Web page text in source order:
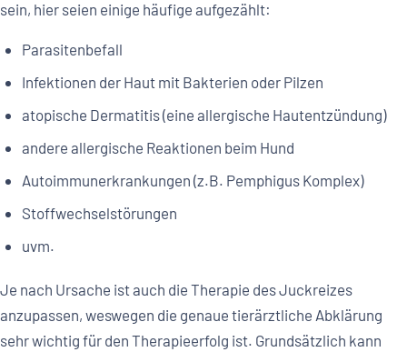
sein, hier seien einige häufige aufgezählt:
Parasitenbefall
Infektionen der Haut mit Bakterien oder Pilzen
atopische Dermatitis (eine allergische Hautentzündung)
andere allergische Reaktionen beim Hund
Autoimmunerkrankungen (z.B. Pemphigus Komplex)
Stoffwechselstörungen
uvm.
Je nach Ursache ist auch die Therapie des Juckreizes
anzupassen, weswegen die genaue tierärztliche Abklärung
sehr wichtig für den Therapieerfolg ist. Grundsätzlich kann